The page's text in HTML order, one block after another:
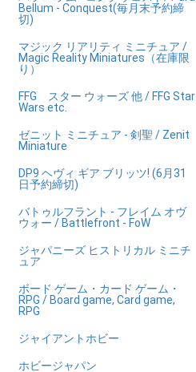
Bellum - Conquest(毎月末予約締
切)
マジック リアリティ ミニチュア /
Magic Reality Miniatures（在庫限
り）
FFG スター ウォーズ 他 / FFG Star
Wars etc.
ゼニット ミニチュア - 剣聖 / Zenit
Miniature
DP9 ヘヴィ ギア ブリッツ! (6月31
日予約締切)
バトゥルフラント - フレイム オヴ
ウォー / Battlefront - FoW
ジャパニーズ ヒストリカル ミニチ
ュア
ボード ゲーム・カード ゲーム・
RPG / Board game, Card game,
RPG
ジャイアントホビー
ホビージャパン